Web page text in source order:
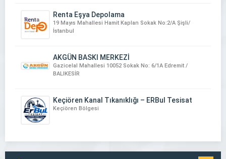
Renta Eşya Depolama
19 Mayıs Mahallesi Hamit Kaplan Sokak No:2/A Şişli/
İstanbul
AKGÜN BASKI MERKEZİ
Gazicelal Mahallesi 10052 Sokak No: 6/1A Edremit /
BALIKESİR
Keçiören Kanal Tıkanıklığı – ERBul Tesisat
Keçiören Bölgesi